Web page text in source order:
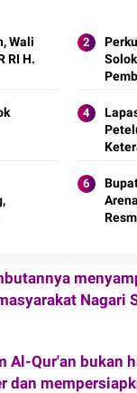
Wali
RI H.
Nagari
Al-Qur'an bukan
dan